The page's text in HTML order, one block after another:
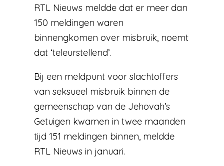
RTL Nieuws meldde dat er meer dan
150 meldingen waren
binnengkomen over misbruik, noemt
dat ‘teleurstellend’.
Bij een meldpunt voor slachtoffers
van seksueel misbruik binnen de
gemeenschap van de Jehovah’s
Getuigen kwamen in twee maanden
tijd 151 meldingen binnen, meldde
RTL Nieuws in januari.